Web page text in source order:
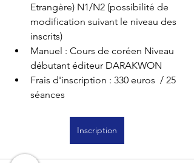
Etrangère) N1/N2 (possibilité de
modification suivant le niveau des
inscrits)
Manuel : Cours de coréen Niveau
débutant éditeur DARAKWON
Frais d'inscription : 330 euros  / 25
séances
Inscription